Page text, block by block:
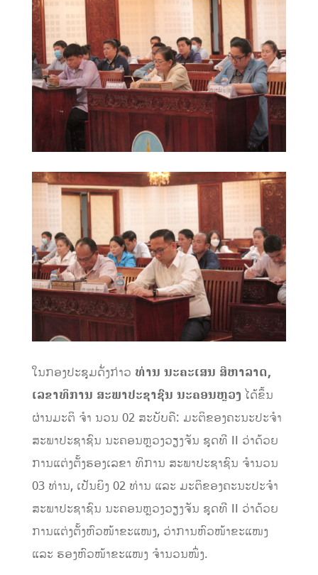
ໃນກອງປະຊຸມດັ່ງກ່າວ ທ່ານ ນະຄະເສນ ສີຫາລາດ,
ເລຂາທິການ ສະພາປະຊາຊົນ ນະຄອນຫຼວງ ໄດ້ຂຶ້ນ
ຜ່ານມະຕິ ຈຳ ນວນ 02 ສະບັບຄື: ມະຕິຂອງຄະນະປະຈຳ
ສະພາປະຊາຊົນ ນະຄອນຫຼວງວຽງຈັນ ຊຸດທີ II ວ່າດ້ວຍ
ການແຕ່ງຕັ້ງຮອງເລຂາ ທິການ ສະພາປະຊາຊົນ ຈຳນວນ
03 ທ່ານ, ເປັນຍິງ 02 ທ່ານ ແລະ ມະຕິຂອງຄະນະປະຈຳ
ສະພາປະຊາຊົນ ນະຄອນຫຼວງວຽງຈັນ ຊຸດທີ II ວ່າດ້ວຍ
ການແຕ່ງຕັ້ງຫົວໜ້າຂະແໜງ, ວ່າການຫົວໜ້າຂະແໜງ
ແລະ ຮອງຫົວໜ້າຂະແໜງ ຈຳນວນໜຶ່ງ.